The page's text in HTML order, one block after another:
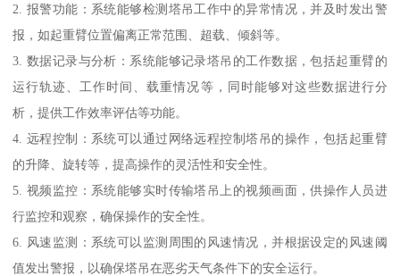
2. 报警功能：系统能够检测塔吊工作中的异常情况，并及时发出警
报，如起重臂位置偏离正常范围、超载、倾斜等。
3. 数据记录与分析：系统能够记录塔吊的工作数据，包括起重臂的
运行轨迹、工作时间、载重情况等，同时能够对这些数据进行分
析，提供工作效率评估等功能。
4. 远程控制：系统可以通过网络远程控制塔吊的操作，包括起重臂
的升降、旋转等，提高操作的灵活性和安全性。
5. 视频监控：系统能够实时传输塔吊上的视频画面，供操作人员进
行监控和观察，确保操作的安全性。
6. 风速监测：系统可以监测周围的风速情况，并根据设定的风速阈
值发出警报，以确保塔吊在恶劣天气条件下的安全运行。